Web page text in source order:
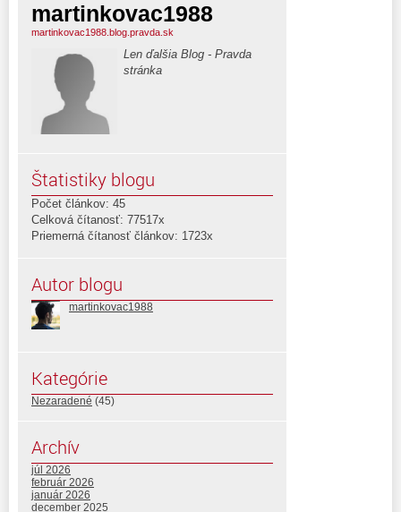
martinkovac1988
martinkovac1988.blog.pravda.sk
Len ďalšia Blog - Pravda
stránka
Štatistiky blogu
Počet článkov: 45
Celková čítanosť: 77517x
Priemerná čítanosť článkov: 1723x
Autor blogu
martinkovac1988
Kategórie
Nezaradené (45)
Archív
júl 2026
február 2026
január 2026
december 2025